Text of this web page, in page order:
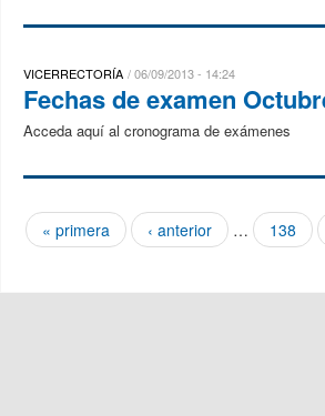
VICERRECTORÍA 06/09/2013 - 14:24
Fechas de examen
Acceda aquí al cronograma de exámenes
Páginas
« primera ‹ anterior … 138